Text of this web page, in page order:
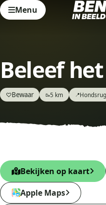
Menu
Beleef
♡Bewaar 🥾5 km 📍Hondsrug
Bekijken op kaart
Apple Maps